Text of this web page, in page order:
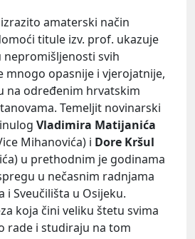
amaterski način
titule izv. prof. ukazuje
nepromišljenosti svih
mnogo opasnije i vjerojatnije,
na određenim hrvatskim
Temeljit novinarski
Vladimira Matijanića
Mihanovića) i Dore Kršul
u prethodnim je godinama
u nečasnim radnjama
i Sveučilišta u Osijeku.
koja čini veliku štetu svima
rade i studiraju na tom